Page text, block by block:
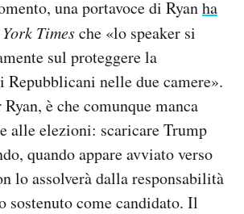
una portavoce di Ryanha
Timesche «lo speaker si
sul proteggere la
Repubblicani nelle due camere».
è che comunque manca
alle elezioni: scaricare Trump
quando appare avviato verso
lo assolverà dalla responsabilità
sostenuto come candidato. Il